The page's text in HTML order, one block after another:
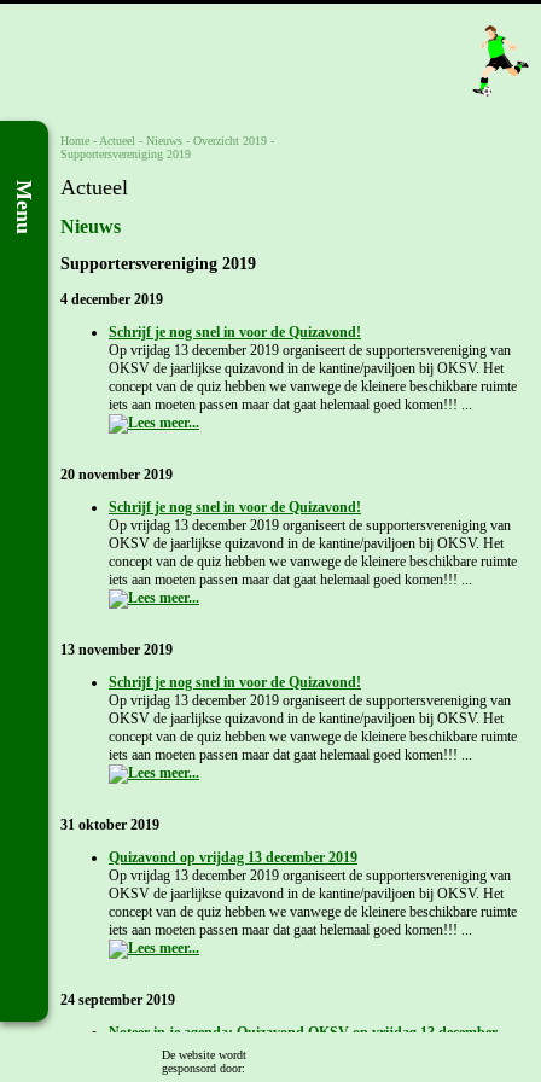
Menu
Home - Actueel - Nieuws - Overzicht 2019 -
Supportersvereniging 2019
Actueel
Nieuws
Supportersvereniging 2019
4 december 2019
Schrijf je nog snel in voor de Quizavond!
Op vrijdag 13 december 2019 organiseert de supportersvereniging van
OKSV de jaarlijkse quizavond in de kantine/paviljoen bij OKSV. Het
concept van de quiz hebben we vanwege de kleinere beschikbare ruimte
iets aan moeten passen maar dat gaat helemaal goed komen!!! ...
20 november 2019
Schrijf je nog snel in voor de Quizavond!
Op vrijdag 13 december 2019 organiseert de supportersvereniging van
OKSV de jaarlijkse quizavond in de kantine/paviljoen bij OKSV. Het
concept van de quiz hebben we vanwege de kleinere beschikbare ruimte
iets aan moeten passen maar dat gaat helemaal goed komen!!! ...
13 november 2019
Schrijf je nog snel in voor de Quizavond!
Op vrijdag 13 december 2019 organiseert de supportersvereniging van
OKSV de jaarlijkse quizavond in de kantine/paviljoen bij OKSV. Het
concept van de quiz hebben we vanwege de kleinere beschikbare ruimte
iets aan moeten passen maar dat gaat helemaal goed komen!!! ...
31 oktober 2019
Quizavond op vrijdag 13 december 2019
Op vrijdag 13 december 2019 organiseert de supportersvereniging van
OKSV de jaarlijkse quizavond in de kantine/paviljoen bij OKSV. Het
concept van de quiz hebben we vanwege de kleinere beschikbare ruimte
iets aan moeten passen maar dat gaat helemaal goed komen!!! ...
24 september 2019
Noteer in je agenda: Quizavond OKSV op vrijdag 13 december
Op vrijdagavond 13 december 2019 organiseert de Supportersvereniging
De website wordt
gesponsord door: